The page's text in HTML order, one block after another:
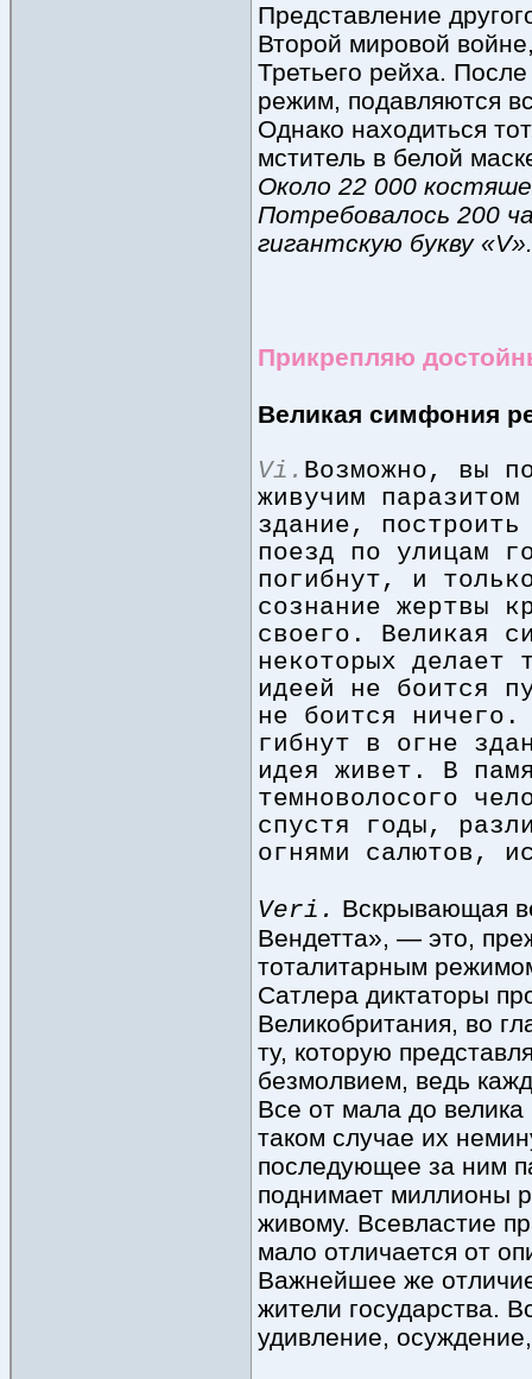
Представление
Второй мировой
Третьего рейха.
режим, подавляются
Однако находиться
мститель в белой
Около 22 000
Потребовалось 200
гигантскую букву «V».
Прикрепляю
Великая симфония
Vi. Возможно, вы
живучим
здание,
поезд по улицам
погибнут, и
сознание жертвы
своего. Великая
некоторых делает
идеей не боится
не боится ничего.
гибнут в огне
идея живет. В
темноволосого
спустя годы,
огнями салютов,
Veri. Вскрывающая
Вендетта», — это,
тоталитарным
Сатлера диктаторы
Великобритания, во
ту, которую
безмолвием, ведь
Все от мала до велика
таком случае их
последующее за ним
поднимает миллионы
живому. Всевластие
мало отличается от
Важнейшее же
жители государства.
удивление,